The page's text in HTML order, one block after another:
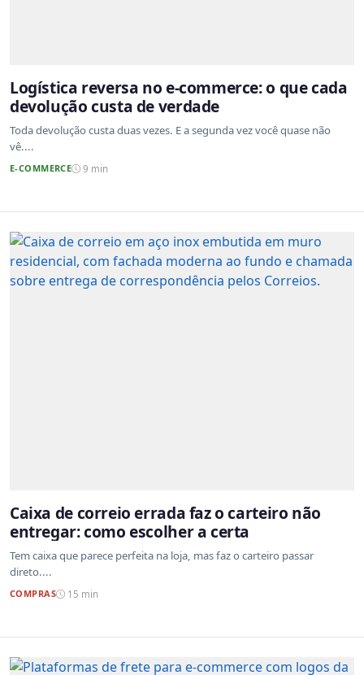
Logística reversa no e-commerce: o que cada
devolução custa de verdade
Toda devolução custa duas vezes. E a segunda vez você quase não
vê....
E-COMMERCE 9 min
Caixa de correio errada faz o carteiro não
entregar: como escolher a certa
Tem caixa que parece perfeita na loja, mas faz o carteiro passar
direto....
COMPRAS 15 min